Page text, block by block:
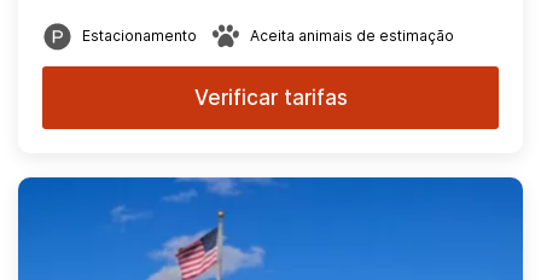
Estacionamento Aceita animais de estimação
Verificar tarifas